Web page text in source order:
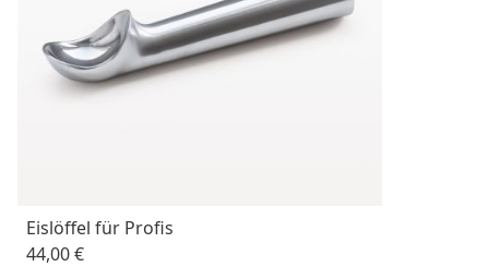
Eislöffel für Profis
44,00 €